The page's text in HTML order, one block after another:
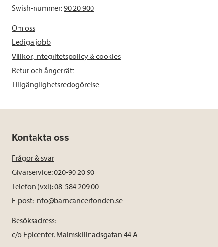
Swish-nummer:90 20 900
Om oss
Lediga jobb
Villkor, integritetspolicy & cookies
Retur och ångerrätt
Tillgänglighetsredogörelse
Kontakta oss
Frågor & svar
Givarservice: 020-90 20 90
Telefon (vxl): 08-584 209 00
E-post: info@barncancerfonden.se
Besöksadress:
c/o Epicenter, Malmskillnadsgatan 44 A